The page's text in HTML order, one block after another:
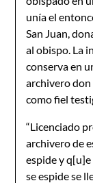
unía el
San Juan,
al obispo. La
conserva en
archivero
como fiel
“Licenciado
archivero de
espide y
se espide se